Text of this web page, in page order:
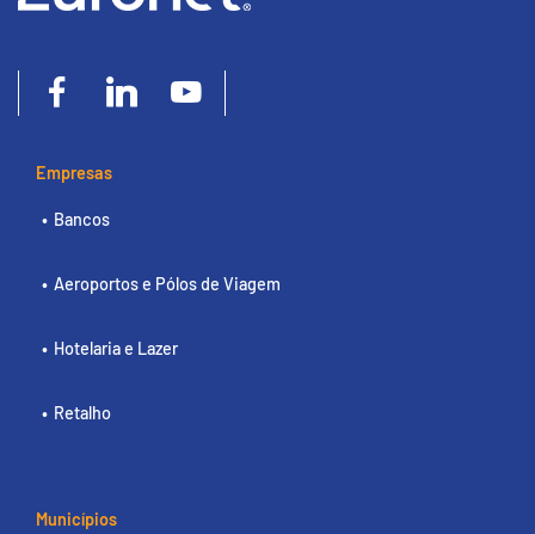
Empresas
Bancos
Aeroportos e Pólos de Viagem
Hotelaria e Lazer
Retalho
Municípios